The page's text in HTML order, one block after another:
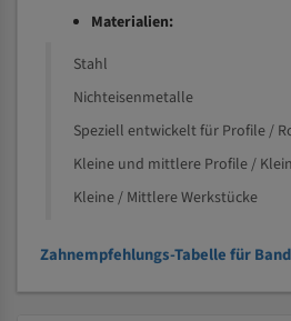
Materialien:
Stahl
Nichteisenmetalle
Speziell entwickelt für Profile /
Kleine und mittlere Profile /
Kleine / Mittlere Werkstücke
Zahnempfehlungs-Tabelle für